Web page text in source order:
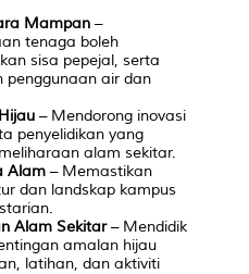
Mampan –
tenaga boleh
sisa pepejal, serta
penggunaan air dan
– Mendorong inovasi
penyelidikan yang
alam sekitar.
Alam – Memastikan
dan landskap kampus
Alam Sekitar– Mendidik
amalan hijau
latihan, dan aktiviti